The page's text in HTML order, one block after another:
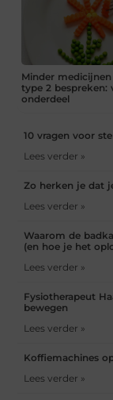
Minder
type 2 bespreken:
onderdeel
10 vragen voor
Lees verder »
Zo herken je dat
Lees verder »
Waarom de
(en hoe je het
Lees verder »
Fysiotherapeut
bewegen
Lees verder »
Koffiemachines
Lees verder »